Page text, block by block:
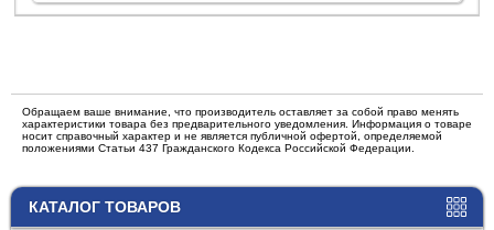
КАТАЛОГ ТОВАРОВ
Обращаем ваше внимание, что производитель оставляет за собой право менять
характеристики товара без предварительного уведомления. Информация о товаре
носит справочный характер и не является публичной офертой, определяемой
положениями Статьи 437 Гражданского Кодекса Российской Федерации.